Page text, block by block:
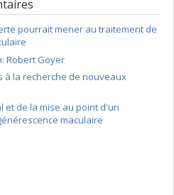
pourrait mener au traitement de
Robert Goyer
à la recherche de nouveaux
et de la mise au point d'un
maculaire